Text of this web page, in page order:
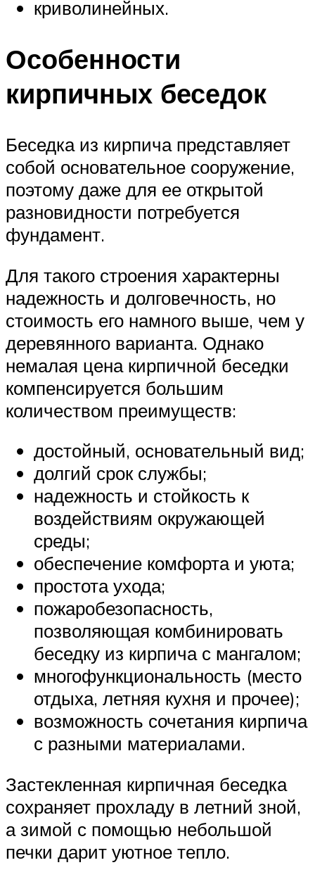
криволинейных.
Особенности
кирпичных беседок
Беседка из кирпича представляет
собой основательное сооружение,
поэтому даже для ее открытой
разновидности потребуется
фундамент.
Для такого строения характерны
надежность и долговечность, но
стоимость его намного выше, чем у
деревянного варианта. Однако
немалая цена кирпичной беседки
компенсируется большим
количеством преимуществ:
достойный, основательный вид;
долгий срок службы;
надежность и стойкость к
воздействиям окружающей
среды;
обеспечение комфорта и уюта;
простота ухода;
пожаробезопасность,
позволяющая комбинировать
беседку из кирпича с мангалом;
многофункциональность (место
отдыха, летняя кухня и прочее);
возможность сочетания кирпича
с разными материалами.
Застекленная кирпичная беседка
сохраняет прохладу в летний зной,
а зимой с помощью небольшой
печки дарит уютное тепло.